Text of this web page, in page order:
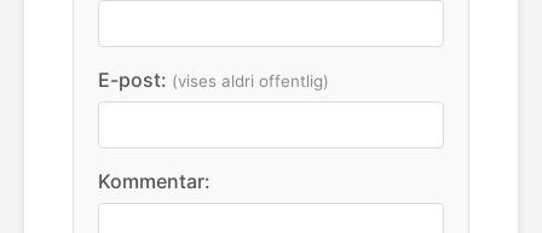
E-post: (vises aldri offentlig)
Kommentar: